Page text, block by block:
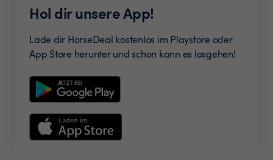
Hol dir unsere App!
Lade dir HorseDeal kostenlos im Playstore oder
App Store herunter und schon kann es losgehen!